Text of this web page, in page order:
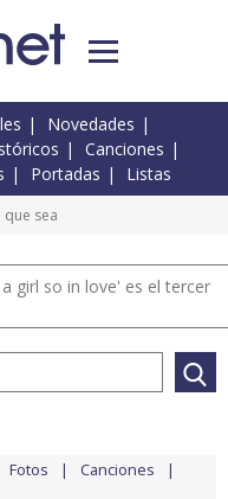
Novedades
Canciones
Portadas Listas
que sea
girl so in love' es el tercer
Fotos Canciones